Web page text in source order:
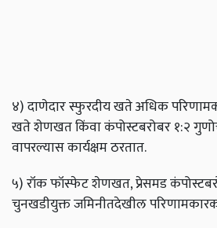
४) दाणेदार स्फुरदीय खते अधिक
खते शेणखत किंवा कंपोस्टबरोबर १:२
वापरल्यास कार्यक्षम ठरतात.
५) रॉक फॉस्फेट शेणखत, प्रेसमड
चुनखडीयुक्त जमिनीतदेखील